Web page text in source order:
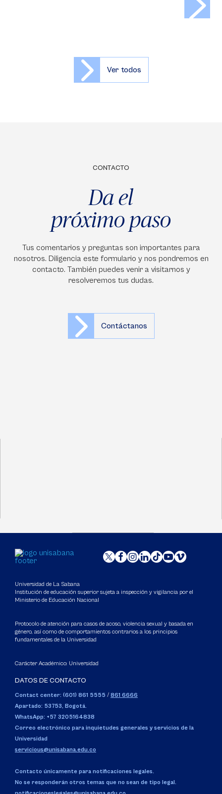
Ver todos
CONTACTO
Da el
próximo paso
Tus comentarios y preguntas son importantes para
nosotros. Diligencia este formulario y nos pondremos en
contacto. También puedes venir a visitarnos y
resolveremos tus dudas.
Contáctanos
Universidad de La Sabana
Institución de educación superior sujeta a inspección y vigilancia por el
Ministerio de Educación Nacional
Protocolo de atención para casos de acoso, violencia sexual y basada en
género, así como de comportamientos contrarios a los principios
fundamentales de la Universidad
Carácter Académico: Universidad
DATOS DE CONTACTO
Contact center: (601) 861 5555 / 861 6666
Apartado: 53753, Bogotá.
WhatsApp: +57 3205164838
Correo electrónico para inquietudes generales y servicios de la
Universidad
servicious@unisabana.edu.co
Contacto únicamente para notificaciones legales.
No se responderán otros temas que no sean de tipo legal.